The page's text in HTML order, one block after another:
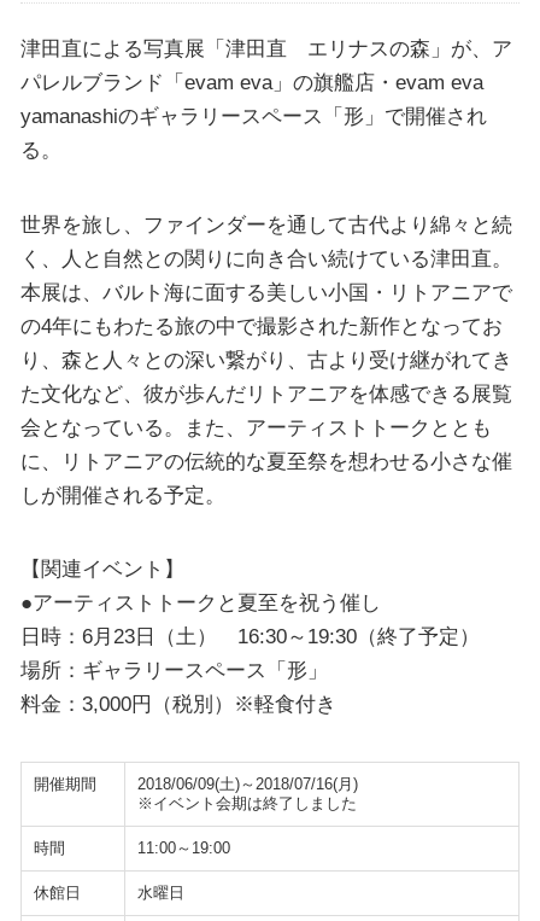
津田直による写真展「津田直 エリナスの森」が、ア
パレルブランド「evam eva」の旗艦店・evam eva
yamanashiのギャラリースペース「形」で開催され
る。
世界を旅し、ファインダーを通して古代より綿々と続
く、人と自然との関りに向き合い続けている津田直。
本展は、バルト海に面する美しい小国・リトアニアで
の4年にもわたる旅の中で撮影された新作となってお
り、森と人々との深い繋がり、古より受け継がれてき
た文化など、彼が歩んだリトアニアを体感できる展覧
会となっている。また、アーティストトークととも
に、リトアニアの伝統的な夏至祭を想わせる小さな催
しが開催される予定。
【関連イベント】
●アーティストトークと夏至を祝う催し
日時：6月23日（土） 16:30～19:30（終了予定）
場所：ギャラリースペース「形」
料金：3,000円（税別）※軽食付き
開催期間
2018/06/09(土)～2018/07/16(月)
※イベント会期は終了しました
時間 11:00～19:00
休館日 水曜日